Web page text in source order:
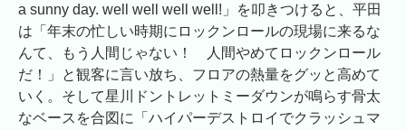
a sunny day. well well well well!」を叩きつけると、平田
は「年末の忙しい時期にロックンロールの現場に来るな
んて、もう人間じゃない！ 人間やめてロックンロール
だ！」と観客に言い放ち、フロアの熱量をグッと高めて
いく。そして星川ドントレットミーダウンが鳴らす骨太
なベースを合図に「ハイパーデストロイでクラッシュマ